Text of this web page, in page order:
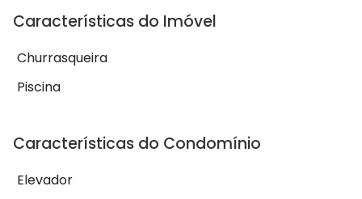
Características do Imóvel
Churrasqueira
Piscina
Características do Condomínio
Elevador